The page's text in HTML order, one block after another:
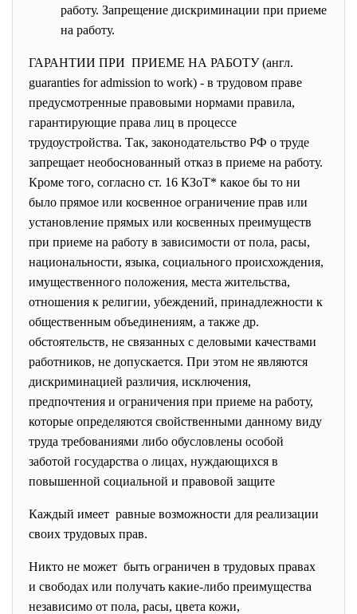
работу. Запрещение дискриминации при приеме
на работу.
ГАРАНТИИ ПРИ ПРИЕМЕ НА РАБОТУ (англ.
guaranties for admission to work) - в трудовом праве
предусмотренные правовыми нормами правила,
гарантирующие права лиц в процессе
трудоустройства. Так, законодательство РФ о труде
запрещает необоснованный отказ в приеме на работу.
Кроме того, согласно ст. 16 КЗоТ* какое бы то ни
было прямое или косвенное ограничение прав или
установление прямых или косвенных преимуществ
при приеме на работу в зависимости от пола, расы,
национальности, языка, социального происхождения,
имущественного положения, места жительства,
отношения к религии, убеждений, принадлежности к
общественным объединениям, а также др.
обстоятельств, не связанных с деловыми качествами
работников, не допускается. При этом не являются
дискриминацией различия, исключения,
предпочтения и ограничения при приеме на работу,
которые определяются свойственными данному виду
труда требованиями либо обусловлены особой
заботой государства о лицах, нуждающихся в
повышенной социальной и правовой защите
Каждый имеет равные возможности для реализации
своих трудовых прав.
Никто не может быть ограничен в трудовых правах
и свободах или получать какие-либо преимущества
независимо от пола, расы, цвета кожи,